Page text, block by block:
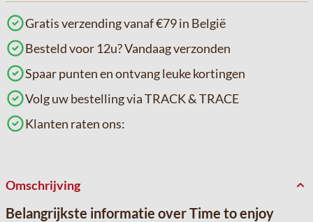
Gratis verzending vanaf €79 in België
Besteld voor 12u? Vandaag verzonden
Spaar punten en ontvang leuke kortingen
Volg uw bestelling via TRACK & TRACE
Klanten raten ons:
Omschrijving
Belangrijkste informatie over Time to enjoy